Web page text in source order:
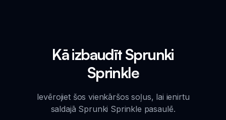
Kā izbaudīt Sprunki
Sprinkle
Ievērojiet šos vienkāršos soļus, lai ienirtu
saldajā Sprunki Sprinkle pasaulē.